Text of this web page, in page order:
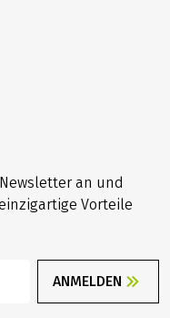
an und
Vorteile
ANMELDEN